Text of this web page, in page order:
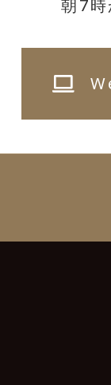
朝7